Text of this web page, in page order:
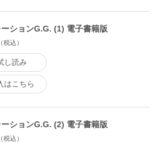
ションG.G. (1) 電子書籍版
税込）
し読み
はこちら
ションG.G. (2) 電子書籍版
税込）